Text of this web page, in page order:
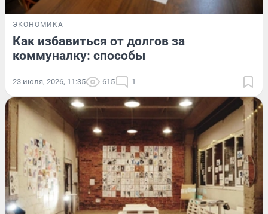
ЭКОНОМИКА
Как избавиться от долгов за
коммуналку: способы
23 июля, 2026, 11:35 615 1